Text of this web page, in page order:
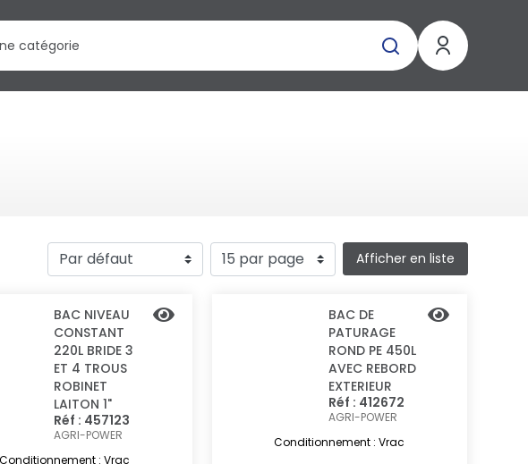
Afficher en liste
BAC NIVEAU
CONSTANT
220L BRIDE 3
ET 4 TROUS
ROBINET
LAITON 1"
Réf : 457123
AGRI-POWER
Conditionnement : Vrac
BAC DE
PATURAGE
ROND PE 450L
AVEC REBORD
EXTERIEUR
Réf : 412672
AGRI-POWER
Conditionnement : Vrac